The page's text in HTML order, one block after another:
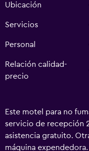
Ubicación
Servicios
Personal
Relación calidad-
precio
Este motel para no
servicio de recepción
asistencia gratuito.
máquina